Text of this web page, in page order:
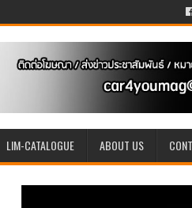
LIM-CATALOGUE ABOUT US